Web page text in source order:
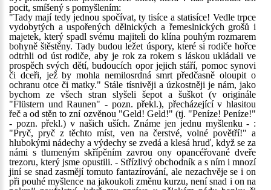
pocit, smíšený s pomyšlením:
"Tady mají tedy jednou spočívat, ty tisíce a statisíce! Vedle trpce
vydobytých a uspořených dělnických a řemeslnických grošů i
majetek, který spadl svému majiteli do klína pouhým rozmarem
bohyně štěstěny. Tady budou ležet úspory, které si rodiče hořce
odtrhli od úst rodiče, aby je rok za rokem s láskou ukládali ve
prospěch svých dětí, budoucích opor jejich stáří, pomoc synovi
či dceři, jež by mohla nemilosrdná smrt předčasně oloupit o
ochranu otce či matky." Stále tísnivěji a úzkostněji je nám, jako
bychom ze všech stran slyšeli šepot a šuškot (v originále
"Flüstern und Raunen" - pozn. překl.), přecházející v hlasitou
řeč a od stěn to zní ozvěnou "Geld! Geld!" (tj. "Peníze! Peníze!"
- pozn. překl.) v našich uších. Známe jen jednu myšlenku - :
"Pryč, pryč z těchto míst, ven na čerstvé, volné povětří!" a
hlubokými nádechy a výdechy se zvedá a klesá hruď, když se za
námi s tlumeným skřípěním zavrou ony opancéřované dveře
trezoru, který jsme opustili. - Střízlivý obchodník a s ním i mnozí
jiní se snad zasmějí tomuto fantazírování, ale nezachvěje se i on
při pouhé myšlence na jakoukoli změnu kurzu, není snad i on na